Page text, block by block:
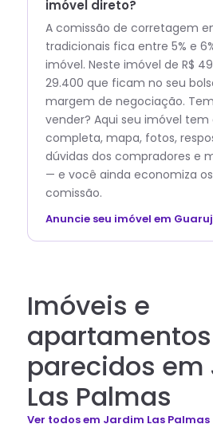
imóvel direto?
A comissão de corretagem
tradicionais fica entre 5% e
imóvel. Neste imóvel de R$
29.400 que ficam no seu
margem de negociação.
vender? Aqui seu imóvel tem
completa, mapa, fotos,
dúvidas dos compradores e
— e você ainda economiza
comissão.
Anuncie seu imóvel em
Imóveis e
apartamentos
parecidos em
Las Palmas
Ver todosem Jardim Las Palmas